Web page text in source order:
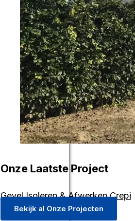
Onze Laatste Project
Gevel Isoleren & Afwerken Crepi
Bekijk al Onze Projecten